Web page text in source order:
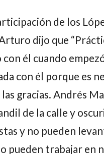
de los
dijo que
él cuando
con él porque es
gracias. Andrés
de la calle y
y no pueden
pueden trabajar en